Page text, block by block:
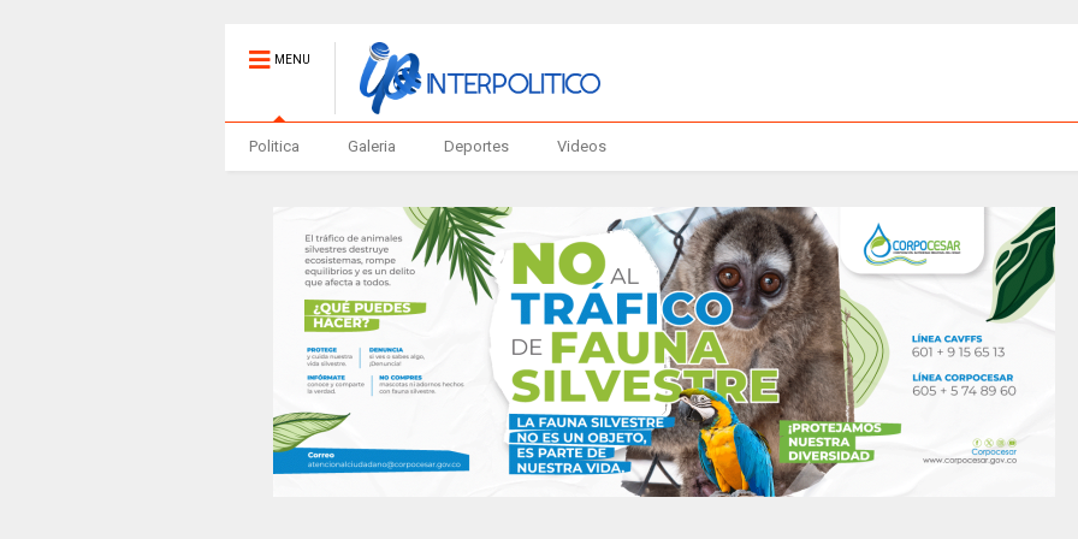
MENU
Politica Galeria Deportes Videos